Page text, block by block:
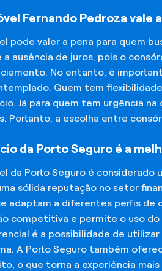
Fernando Pedroza vale
pode valer a pena para quem
ausência de juros, pois o
No entanto, é
Quem tem
Já para quem tem urgência
Portanto, a escolha entre
da Porto Seguro é a
da Porto Seguro é
sólida reputação no setor
adaptam a diferentes perfis de
competitiva e permite o uso
é a possibilidade de
A Porto Seguro também
o que torna a experiência